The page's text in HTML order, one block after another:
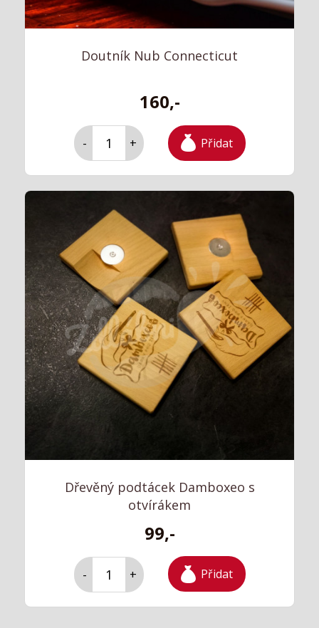
Doutník Nub Connecticut
160,-
- + Přidat
Dřevěný podtácek Damboxeo s
otvírákem
99,-
- + Přidat